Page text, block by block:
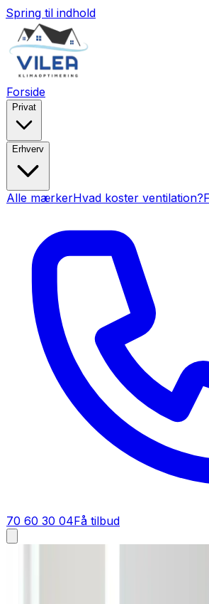
Spring til indhold
Forside
Privat
Erhverv
Alle mærkerHvad koster ventilation?
70 60 30 04Få tilbud